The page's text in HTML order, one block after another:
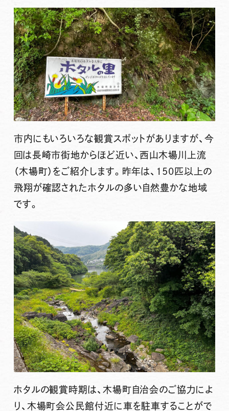
市内にもいろいろな観賞スポットがありますが、今
回は長崎市街地からほど近い、西山木場川上流
（木場町）をご紹介します。昨年は、150匹以上の
飛翔が確認されたホタルの多い自然豊かな地域
です。
ホタルの観賞時期は、木場町自治会のご協力によ
り、 木場町会公民館付近に車を駐車することがで